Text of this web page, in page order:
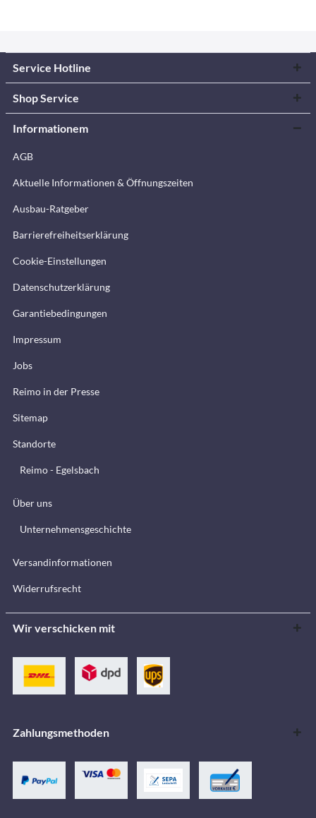
Service Hotline
Shop Service
Informationem
AGB
Aktuelle Informationen & Öffnungszeiten
Ausbau-Ratgeber
Barrierefreiheitserklärung
Cookie-Einstellungen
Datenschutzerklärung
Garantiebedingungen
Impressum
Jobs
Reimo in der Presse
Sitemap
Standorte
Reimo - Egelsbach
Über uns
Unternehmensgeschichte
Versandinformationen
Widerrufsrecht
Wir verschicken mit
Zahlungsmethoden